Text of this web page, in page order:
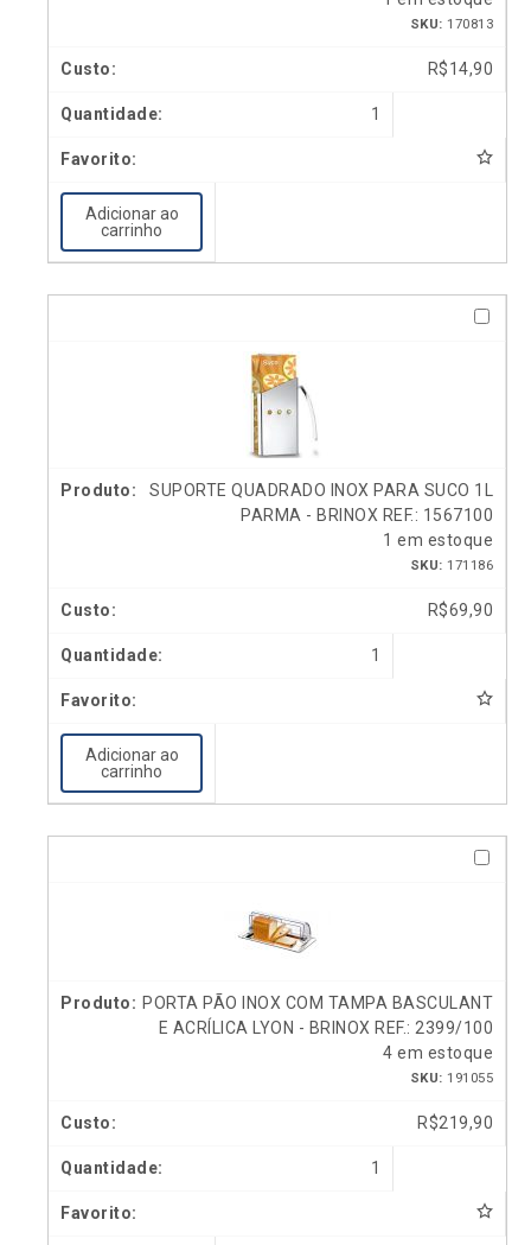
SKU: 170813
R$14,90
1
Adicionar ao
carrinho
SUPORTE QUADRADO INOX PARA SUCO 1L
PARMA - BRINOX REF.: 1567100
1 em estoque
SKU: 171186
R$69,90
1
Adicionar ao
carrinho
PORTA PÃO INOX COM TAMPA BASCULANT
E ACRÍLICA LYON - BRINOX REF.: 2399/100
4 em estoque
SKU: 191055
R$219,90
1